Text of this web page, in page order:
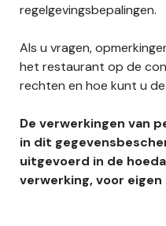
regelgevingsbepalingen.
Als u vragen,
het restaurant op de
rechten en hoe kunt u
De verwerkingen van
in dit
uitgevoerd in de
verwerking, voor eigen